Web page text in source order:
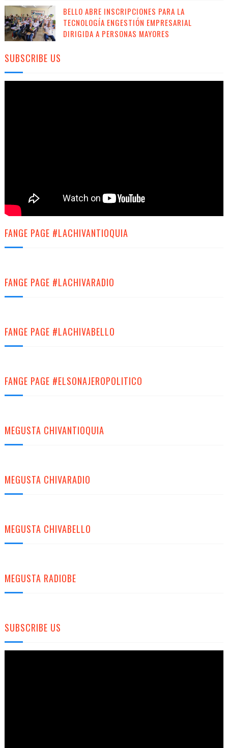
BELLO ABRE INSCRIPCIONES PARA LA
TECNOLOGÍA ENGESTIÓN EMPRESARIAL
DIRIGIDA A PERSONAS MAYORES
SUBSCRIBE US
FANGE PAGE #LACHIVANTIOQUIA
FANGE PAGE #LACHIVARADIO
FANGE PAGE #LACHIVABELLO
FANGE PAGE #ELSONAJEROPOLITICO
MEGUSTA CHIVANTIOQUIA
MEGUSTA CHIVARADIO
MEGUSTA CHIVABELLO
MEGUSTA RADIOBE
SUBSCRIBE US